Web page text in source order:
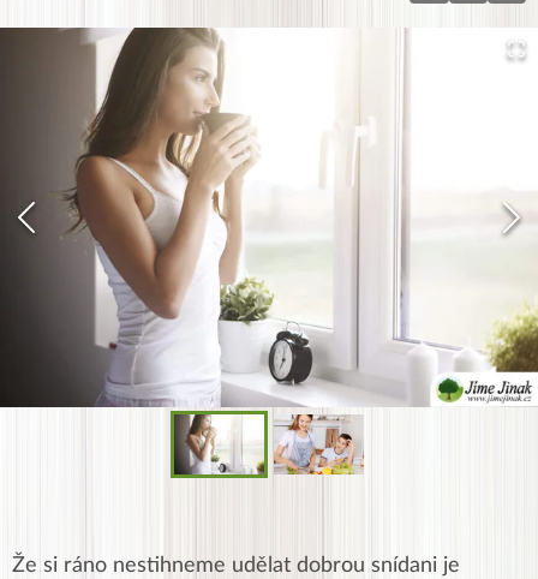
Že si ráno nestihneme udělat dobrou snídani je